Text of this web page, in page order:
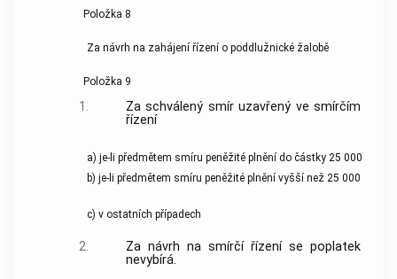
Položka 8
Za návrh na zahájení řízení o poddlužnické žalobě
Položka 9
1.
Za schválený smír uzavřený ve smírčím
řízení
a) je-li předmětem smíru peněžité plnění do částky 25 000 Kč
b) je-li předmětem smíru peněžité plnění vyšší než 25 000 Kč
c) v ostatních případech
2.
Za návrh na smírčí řízení se poplatek
nevybírá.